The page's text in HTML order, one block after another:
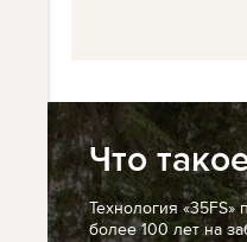
Что
Технология
более 100 лет на